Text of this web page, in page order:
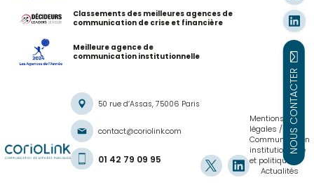
NOUS CONTACTER
Classements des meilleures agences de
communication de crise et financière
Meilleure agence de
communication institutionnelle
50 rue d’Assas, 75006 Paris
contact@coriolink.com
01 42 79 09 95
Mentions
légales
Communication
institutionnelle
et politique
Actualités